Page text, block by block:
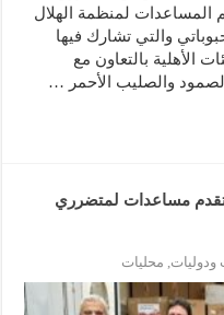
المساعدات لمنظمة الهلال
والتي تشارك فيها
الأهلية بالتعاون مع
والصليب الأحمر …
مساعدات لمتضرري
ودوليات محليات